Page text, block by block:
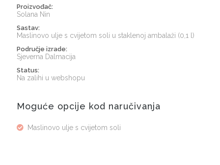
Proizvođač:
Solana Nin
Sastav:
Maslinovo ulje s cvijetom soli u staklenoj ambalaži (0,1 l)
Područje izrade:
Sjeverna Dalmacija
Status:
Na zalihi u webshopu
Moguće opcije kod naručivanja
Maslinovo ulje s cvijetom soli